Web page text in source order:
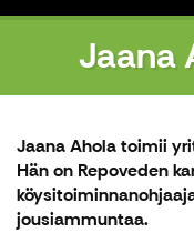
Jaana
Jaana Ahola toimii
Hän on Repoveden
jousiammuntaa.